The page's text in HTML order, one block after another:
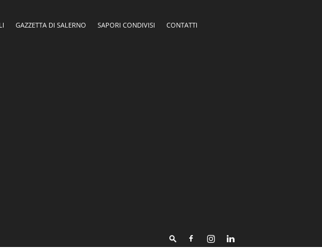
GAZZETTA DI SALERNO SAPORI CONDIVISI
CONTATTI